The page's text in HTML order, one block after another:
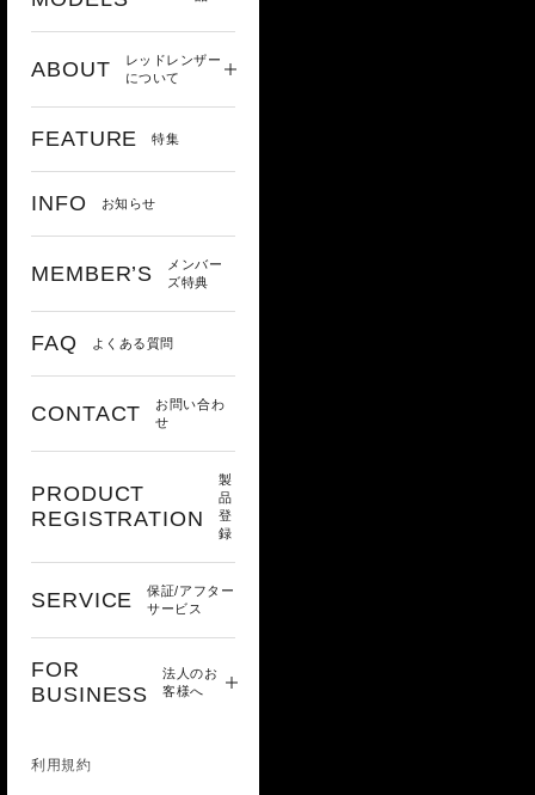
ABOUT
レッドレンザー
について
FEATURE 特集
INFO お知らせ
MEMBER’S
メンバー
ズ特典
FAQ よくある質問
CONTACT
お問い合わ
せ
PRODUCT
REGISTRATION
製
品
登
録
SERVICE
保証/アフター
サービス
FOR
BUSINESS
法人のお
客様へ
利用規約